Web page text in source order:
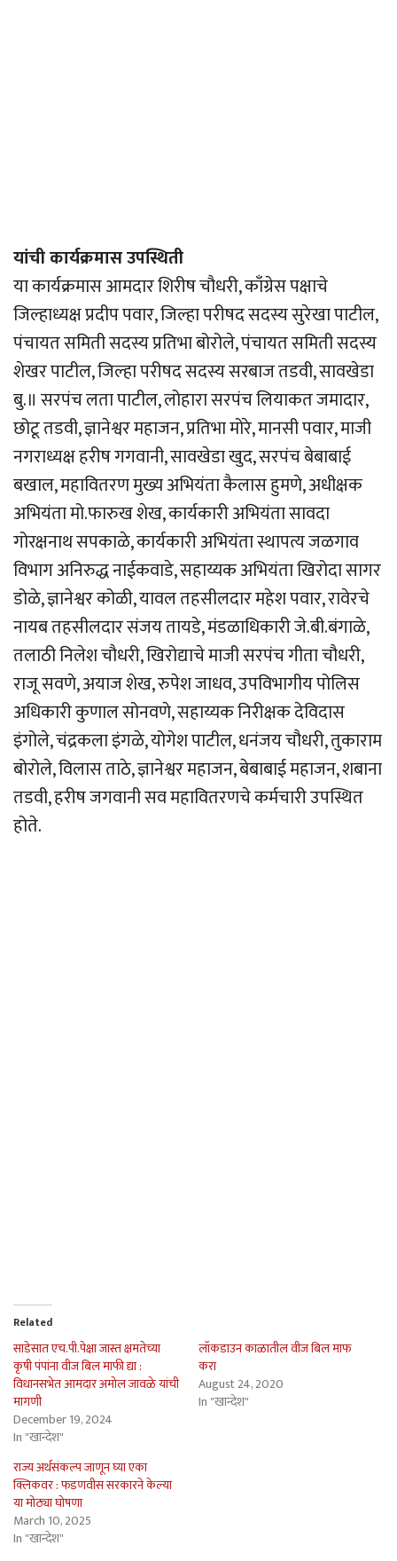
यांची कार्यक्रमास उपस्थिती
या कार्यक्रमास आमदार शिरीष चौधरी, काँग्रेस पक्षाचे
जिल्हाध्यक्ष प्रदीप पवार, जिल्हा परीषद सदस्य सुरेखा पाटील,
पंचायत समिती सदस्य प्रतिभा बोरोले, पंचायत समिती सदस्य
शेखर पाटील, जिल्हा परीषद सदस्य सरबाज तडवी, सावखेडा
बु.॥ सरपंच लता पाटील, लोहारा सरपंच लियाकत जमादार,
छोटू तडवी, ज्ञानेश्वर महाजन, प्रतिभा मोरे, मानसी पवार, माजी
नगराध्यक्ष हरीष गगवानी, सावखेडा खुद, सरपंच बेबाबाई
बखाल, महावितरण मुख्य अभियंता कैलास हुमणे, अधीक्षक
अभियंता मो.फारुख शेख, कार्यकारी अभियंता सावदा
गोरक्षनाथ सपकाळे, कार्यकारी अभियंता स्थापत्य जळगाव
विभाग अनिरुद्ध नाईकवाडे, सहाय्यक अभियंता खिरोदा सागर
डोळे, ज्ञानेश्वर कोळी, यावल तहसीलदार महेश पवार, रावेरचे
नायब तहसीलदार संजय तायडे, मंडळाधिकारी जे.बी.बंगाळे,
तलाठी निलेश चौधरी, खिरोद्याचे माजी सरपंच गीता चौधरी,
राजू सवणे, अयाज शेख, रुपेश जाधव, उपविभागीय पोलिस
अधिकारी कुणाल सोनवणे, सहाय्यक निरीक्षक देविदास
इंगोले, चंद्रकला इंगळे, योगेश पाटील, धनंजय चौधरी, तुकाराम
बोरोले, विलास ताठे, ज्ञानेश्वर महाजन, बेबाबाई महाजन, शबाना
तडवी, हरीष जगवानी सव महावितरणचे कर्मचारी उपस्थित
होते.
Related
साडेसात एच.पी.पेक्षा जास्त क्षमतेच्या
कृषी पंपांना वीज बिल माफी द्या :
विधानसभेत आमदार अमोल जावळे यांची
मागणी
December 19, 2024
In "खान्देश"
लॉकडाउन काळातील वीज बिल माफ
करा
August 24, 2020
In "खान्देश"
राज्य अर्थसंकल्प जाणून घ्या एका
क्लिकवर : फडणवीस सरकारने केल्या
या मोठ्या घोषणा
March 10, 2025
In "खान्देश"